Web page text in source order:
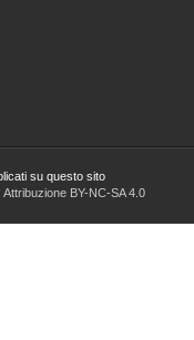
su questo sito
BY-NC-SA 4.0